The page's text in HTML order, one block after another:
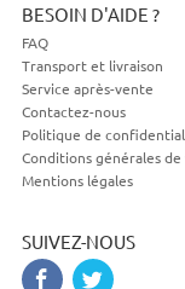
BESOIN D'AIDE ?
FAQ
Transport et livraison
Service après-vente
Contactez-nous
Politique de
Conditions générales
Mentions légales
SUIVEZ-NOUS